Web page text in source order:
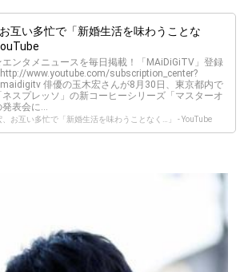
互い多忙で「新婚生活を味わうことな
ンタメニュースを毎日掲載！「MAiDiGiTV」登録
www.youtube.com/subscription_center?
俳優の玉木宏さんが8月30日、東京都内で
スプレッソ」の新コーヒーシリーズ「マスターオ
発表会に...
お互い多忙で「新婚生活を味わうことなく…」 - YouTube